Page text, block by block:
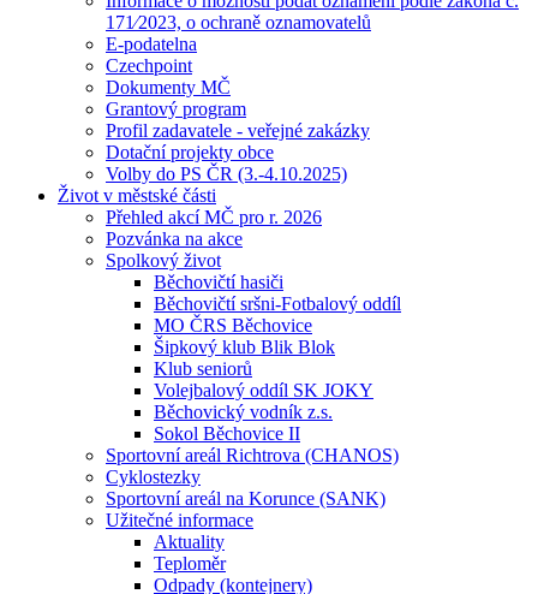
171⁄2023, o ochraně oznamovatelů
E-podatelna
Czechpoint
Dokumenty MČ
Grantový program
Profil zadavatele - veřejné zakázky
Dotační projekty obce
Volby do PS ČR (3.-4.10.2025)
Život v městské části
Přehled akcí MČ pro r. 2026
Pozvánka na akce
Spolkový život
Běchovičtí hasiči
Běchovičtí sršni-Fotbalový oddíl
MO ČRS Běchovice
Šipkový klub Blik Blok
Klub seniorů
Volejbalový oddíl SK JOKY
Běchovický vodník z.s.
Sokol Běchovice II
Sportovní areál Richtrova (CHANOS)
Cyklostezky
Sportovní areál na Korunce (SANK)
Užitečné informace
Aktuality
Teploměr
Odpady (kontejnery)